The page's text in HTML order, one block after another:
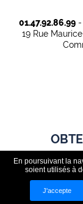
En poursuivant la
soient utilisés à
J'accepte
01.47.92.86.99-
19 Rue
Pour pouvoir
un cadre